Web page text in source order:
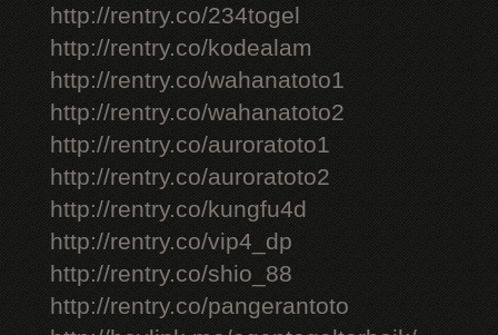
http://rentry.co/234togel
http://rentry.co/kodealam
http://rentry.co/wahanatoto1
http://rentry.co/wahanatoto2
http://rentry.co/auroratoto1
http://rentry.co/auroratoto2
http://rentry.co/kungfu4d
http://rentry.co/vip4_dp
http://rentry.co/shio_88
http://rentry.co/pangerantoto